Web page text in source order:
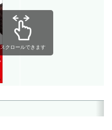
スクロールできます